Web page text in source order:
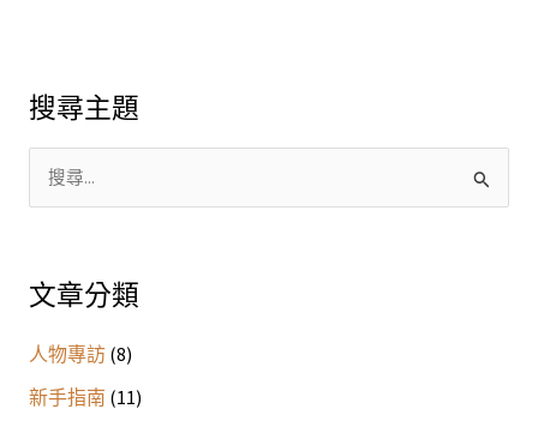
搜尋主題
鍵
:
文章分類
人物專訪(8)
新手指南 (11)